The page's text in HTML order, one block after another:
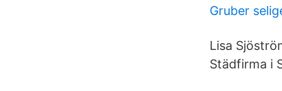
Gruber
Lisa
Städfirma i